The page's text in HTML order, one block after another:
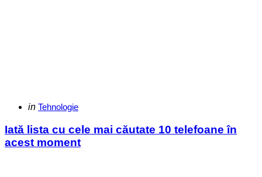
Categories
Posted
in Tehnologie
Iată lista cu cele mai căutate 10 telefoane în
acest moment